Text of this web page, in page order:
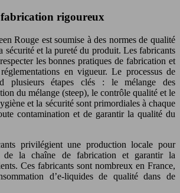
fabrication rigoureux
Rouge est soumise à des normes de qualité
sécurité et la pureté du produit. Les fabricants
les bonnes pratiques de fabrication et
en vigueur. Le processus de
plusieurs étapes clés : le mélange des
du mélange (steep), le contrôle qualité et le
et la sécurité sont primordiales à chaque
contamination et de garantir la qualité du
privilégient une production locale pour
de la chaîne de fabrication et garantir la
Ces fabricants sont nombreux en France,
d’e-liquides de qualité dans de